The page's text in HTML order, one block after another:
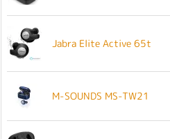
Jabra Elite Active 65t
M-SOUNDS MS-TW21